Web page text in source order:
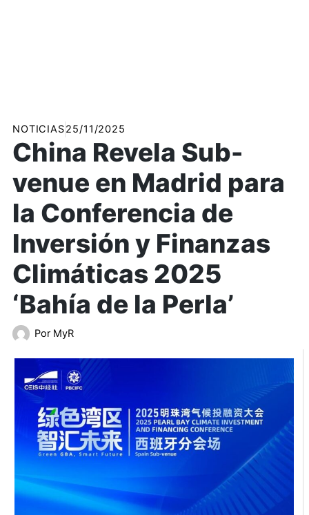
NOTICIAS25/11/2025
China Revela Sub-
venue en Madrid para
la Conferencia de
Inversión y Finanzas
Climáticas 2025
‘Bahía de la Perla’
Por MyR